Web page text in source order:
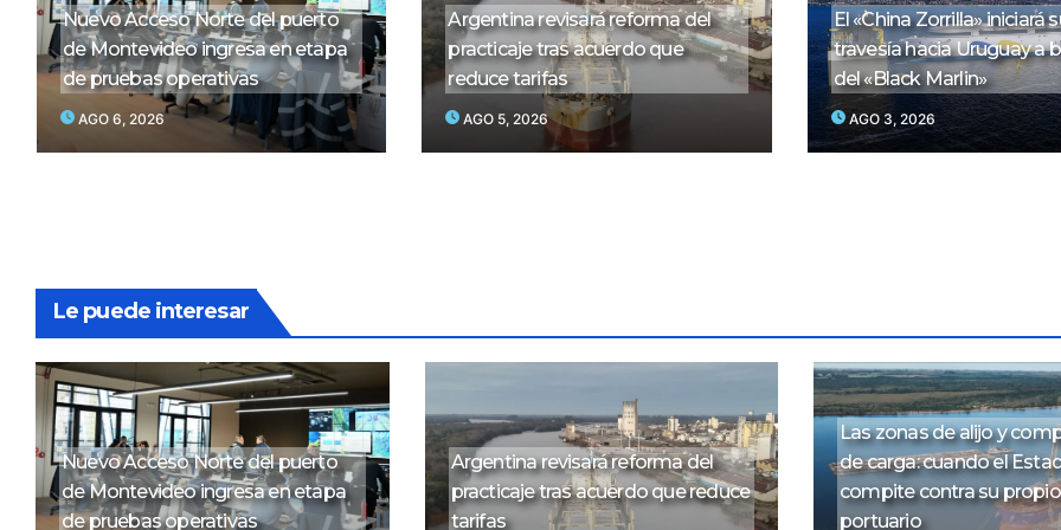
Nuevo Acceso Norte del puerto
de Montevideo ingresa en etapa
de pruebas operativas
AGO 6, 2026
Argentina revisará reforma del
practicaje tras acuerdo que
reduce tarifas
AGO 5, 2026
El «China Zorrilla» iniciará
travesía hacia Uruguay a
del «Black Marlin»
AGO 3, 2026
Le puede interesar
Nuevo Acceso Norte del puerto
de Montevideo ingresa en etapa
de pruebas operativas
Argentina revisará reforma del
practicaje tras acuerdo que reduce
tarifas
Las zonas de alijo y
de carga: cuando el
compite contra su
portuario